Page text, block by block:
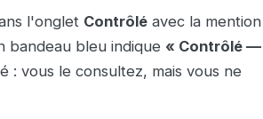
l'onglet Contrôlé avec la mention
bandeau bleu indique « Contrôlé —
: vous le consultez, mais vous ne